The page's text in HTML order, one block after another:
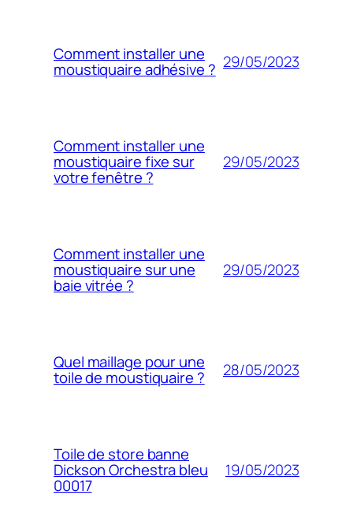
Comment installer une
moustiquaire adhésive ? 29/05/2023
Comment installer une
moustiquaire fixe sur
votre fenêtre ?
29/05/2023
Comment installer une
moustiquaire sur une
baie vitrée ?
29/05/2023
Quel maillage pour une
toile de moustiquaire ? 28/05/2023
Toile de store banne
Dickson Orchestra bleu
00017
19/05/2023